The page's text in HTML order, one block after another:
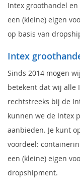
Intex groothandel
een (kleine) eigen
op basis van
Intex
Sinds 2014 mogen
betekent dat wij alle
rechtstreeks bij de
kunnen we de Intex
aanbieden. Je kunt
voordeel:
een (kleine) eigen
dropshipment.